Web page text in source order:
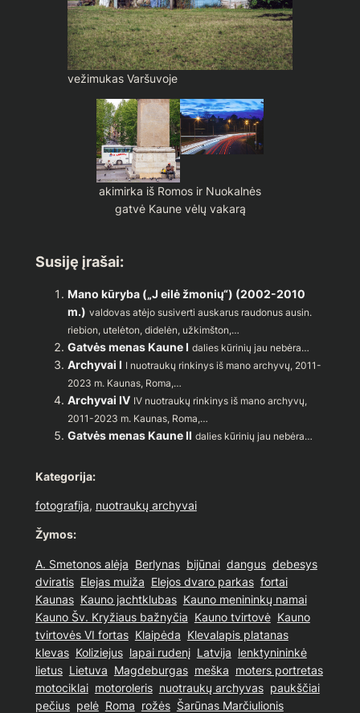
vežimukas Varšuvoje
akimirka iš Romos ir Nuokalnės
gatvė Kaune vėlų vakarą
Susiję įrašai:
Mano kūryba („J eilė žmonių“) (2002-2010
m.) valdovas atėjo susiverti auskarus raudonus ausin.
riebion, utelėton, didelėn, užkimšton,…
Gatvės menas Kaune I dalies kūrinių jau nebėra…
Archyvai I I nuotraukų rinkinys iš mano archyvų, 2011-
2023 m. Kaunas, Roma,…
Archyvai IV IV nuotraukų rinkinys iš mano archyvų,
2011-2023 m. Kaunas, Roma,…
Gatvės menas Kaune II dalies kūrinių jau nebėra…
Kategorija:
fotografija, nuotraukų archyvai
Žymos:
A. Smetonos alėja Berlynas bijūnai dangus debesys
dviratis Elejas muiža Elejos dvaro parkas fortai
Kaunas Kauno jachtklubas Kauno menininkų namai
Kauno Šv. Kryžiaus bažnyčia Kauno tvirtovė Kauno
tvirtovės VI fortas Klaipėda Klevalapis platanas
klevas Koliziejus lapai rudenį Latvija lenktynininkė
lietus Lietuva Magdeburgas meška moters portretas
motociklai motoroleris nuotraukų archyvas paukščiai
pečius pelė Roma rožės Šarūnas Marčiulionis